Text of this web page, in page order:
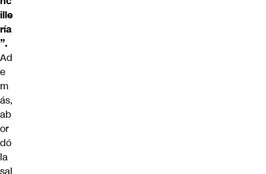
ille
ría
”.
Ad
e
m
ás,
ab
or
dó
la
sal